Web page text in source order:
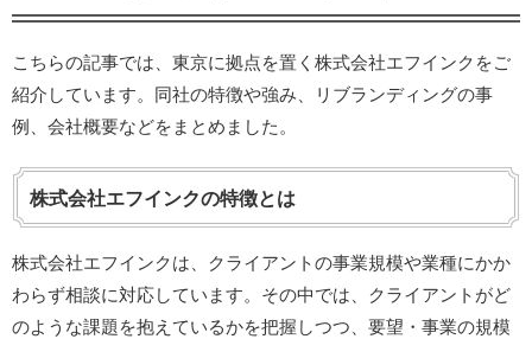
こちらの記事では、東京に拠点を置く株式会社エフインクをご
紹介しています。同社の特徴や強み、リブランディングの事
例、会社概要などをまとめました。
株式会社エフインクの特徴とは
株式会社エフインクは、クライアントの事業規模や業種にかか
わらず相談に対応しています。その中では、クライアントがど
のような課題を抱えているかを把握しつつ、要望・事業の規模